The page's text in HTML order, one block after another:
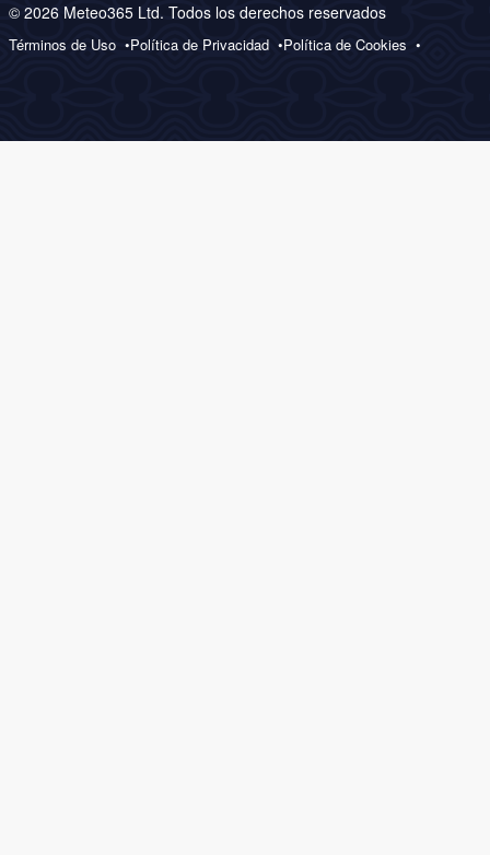
© 2026 Meteo365 Ltd. Todos los derechos reservados
Términos de Uso Política de Privacidad Política de Cookies